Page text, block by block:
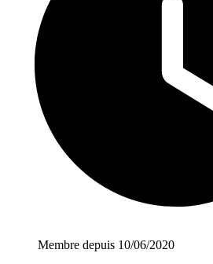
Membre depuis 10/06/2020